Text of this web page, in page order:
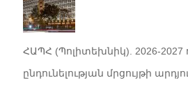
ՀԱՊՀ (Պոլիտեխնիկ). 2026-
ընդունելության մրցույթի